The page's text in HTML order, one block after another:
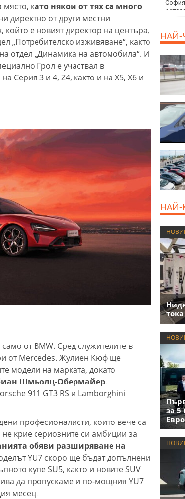
място, като някои от тях са много
директно от други местни
който е новият директор на центъра,
„Потребителско изживяване“, както
отдел „Динамика на автомобила“. И
Грол е участвал в
Серия 3 и 4, Z4, както и на X5, X6 и
от BMW. Сред служителите в
от Mercedes. Жулиен Кюф ще
модели на марката, докато
Шмьолц-Обермайер.
911 GT3 RS и Lamborghini
професионалисти, които вече са
крие сериозните си амбиции за
обяви разширяване на
YU7 скоро ще бъдат допълнени
купе SU5, както и новите SUV
да пропускаме и по-мощния YU7
месец.
800
НАЙ-
НАЙ-
за 5